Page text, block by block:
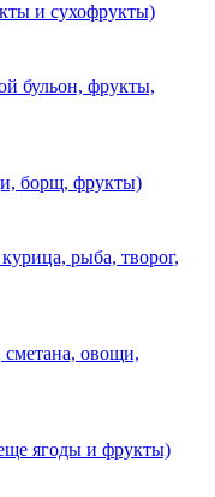
и сухофрукты)
бульон, фрукты,
борщ, фрукты)
рыба, творог,
овощи,
ягоды и фрукты)